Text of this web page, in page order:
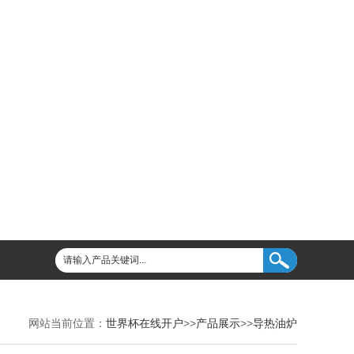
网站当前位置： 世界杯在线开户>>产品展示>>导热油炉